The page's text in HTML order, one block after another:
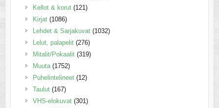
Kellot & korut (121)
Kirjat (1086)
Lehdet & Sarjakuvat (1032)
Lelut, palapelit (276)
Mitalit/Pokaalit (319)
Muuta (1752)
Puhelintelineet (12)
Taulut (167)
VHS-elokuvat (301)